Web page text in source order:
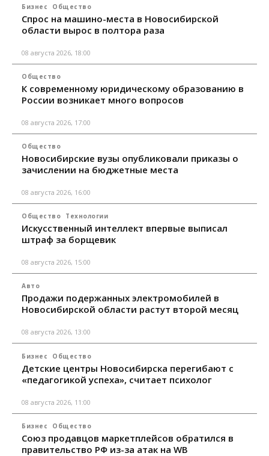
Бизнес Общество
Спрос на машино-места в Новосибирской
области вырос в полтора раза
08 августа 2026, 18:00
Общество
К современному юридическому образованию в
России возникает много вопросов
08 августа 2026, 17:00
Общество
Новосибирские вузы опубликовали приказы о
зачислении на бюджетные места
08 августа 2026, 16:00
Общество Технологии
Искусственный интеллект впервые выписал
штраф за борщевик
08 августа 2026, 15:00
Авто
Продажи подержанных электромобилей в
Новосибирской области растут второй месяц
08 августа 2026, 13:00
Бизнес Общество
Детские центры Новосибирска перегибают с
«педагогикой успеха», считает психолог
08 августа 2026, 11:00
Бизнес Общество
Союз продавцов маркетплейсов обратился в
правительство РФ из-за атак на WB